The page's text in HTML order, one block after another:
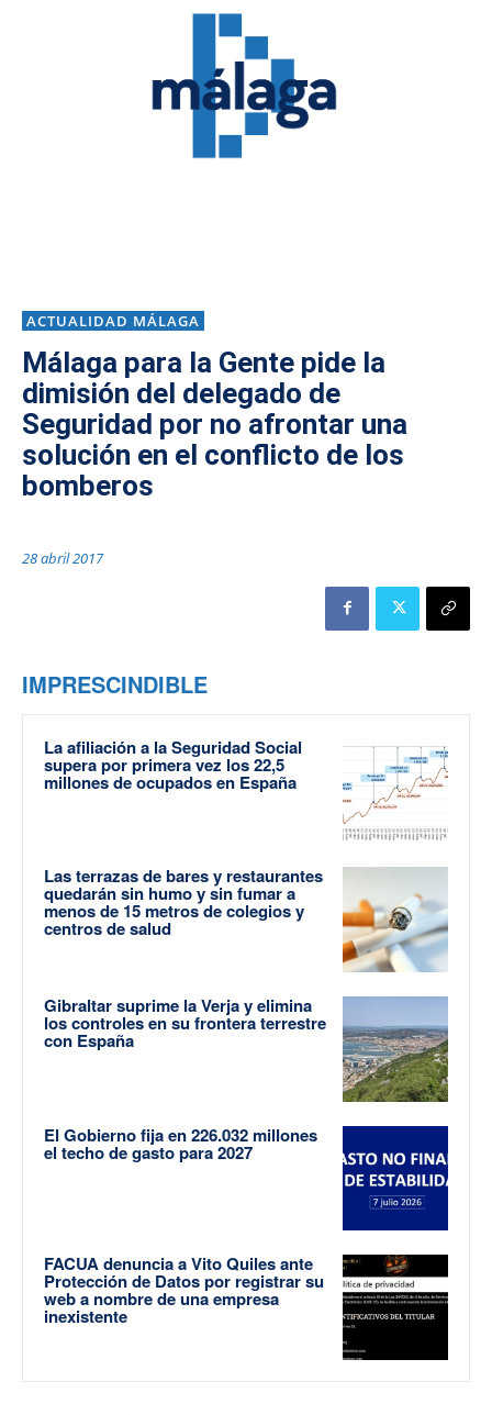
ACTUALIDAD MÁLAGA
Málaga para la Gente pide la
dimisión del delegado de
Seguridad por no afrontar una
solución en el conflicto de los
bomberos
28 abril 2017
IMPRESCINDIBLE
La afiliación a la Seguridad Social
supera por primera vez los 22,5
millones de ocupados en España
Las terrazas de bares y restaurantes
quedarán sin humo y sin fumar a
menos de 15 metros de colegios y
centros de salud
Gibraltar suprime la Verja y elimina
los controles en su frontera terrestre
con España
El Gobierno fija en 226.032 millones
el techo de gasto para 2027
FACUA denuncia a Vito Quiles ante
Protección de Datos por registrar su
web a nombre de una empresa
inexistente